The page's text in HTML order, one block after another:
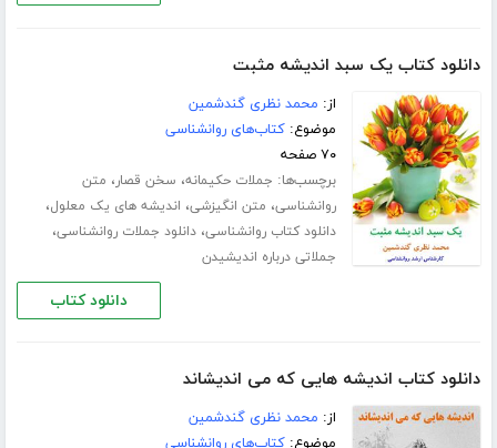
دانلود کتاب یک سبد اندیشه مثبت
از: محمد نظری گندشمین
موضوع:کتاب‌های روانشناسی
۷۰ صفحه
برچسب‌ها: جملات حکیمانه، سخن قصار، متن
روانشناسی، متن انگیزشی، اندیشه های یک معلول،
دانلود کتاب روانشناسی،دانلود جملات روانشناسی،
جملاتی درباره اندیشیدن
دانلود کتاب
دانلود کتاب اندیشه هایی که می اندیشاند
از: محمد نظری گندشمین
موضوع:کتاب‌های روانشناسی